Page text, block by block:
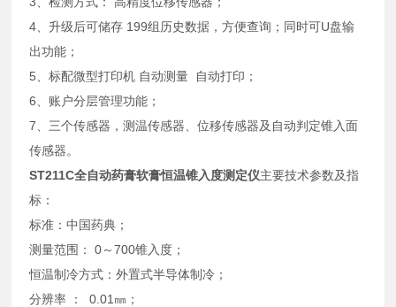
4、升级后可储存 199组历史数据，方便查询；同时可U盘输
出功能；
5、标配微型打印机 自动测量 自动打印；
6、账户分层管理功能；
7、三个传感器，测温传感器、位移传感器及自动判定锥入面
传感器。
ST211C全自动药膏软膏恒温锥入度测定仪主要技术参数及指
标：
标准：中国药典；
测量范围： 0～700锥入度；
恒温制冷方式：外置式半导体制冷；
分辨率 ： 0.01㎜；